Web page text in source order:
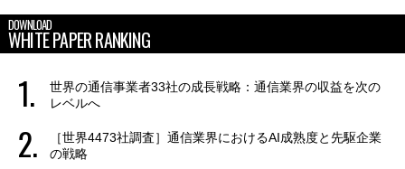
DOWNLOAD
WHITE PAPER RANKING
世界の通信事業者33社の成長戦略：通信業界の収益を次の
レベルへ
［世界4473社調査］通信業界におけるAI成熟度と先駆企業
の戦略